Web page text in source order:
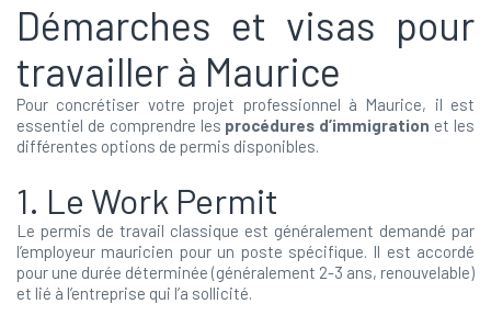
Démarches et visas pour
travailler à Maurice
Pour concrétiser votre projet professionnel à Maurice, il est
essentiel de comprendre les procédures d’immigration et les
différentes options de permis disponibles.
1. Le Work Permit
Le permis de travail classique est généralement demandé par
l’employeur mauricien pour un poste spécifique. Il est accordé
pour une durée déterminée (généralement 2-3 ans, renouvelable)
et lié à l’entreprise qui l’a sollicité.